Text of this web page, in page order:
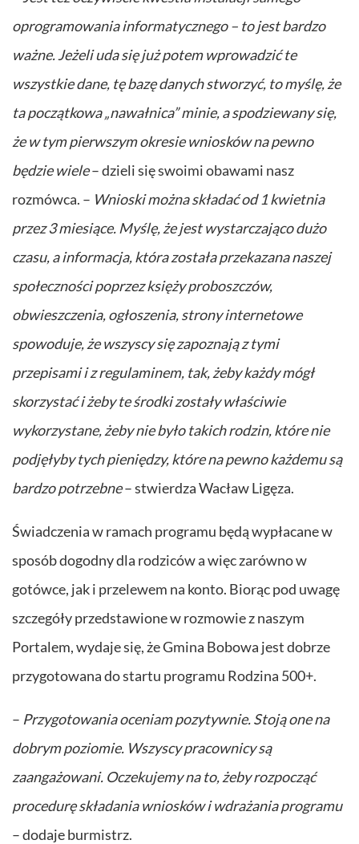
oprogramowania informatycznego – to jest bardzo
ważne. Jeżeli uda się już potem wprowadzić te
wszystkie dane, tę bazę danych stworzyć, to myślę, że
ta początkowa „nawałnica” minie, a spodziewany się,
że w tym pierwszym okresie wniosków na pewno
będzie wiele– dzieli się swoimi obawami nasz
rozmówca. – Wnioski można składać od 1 kwietnia
przez 3 miesiące. Myślę, że jest wystarczająco dużo
czasu, a informacja, która została przekazana naszej
społeczności poprzez księży proboszczów,
obwieszczenia, ogłoszenia, strony internetowe
spowoduje, że wszyscy się zapoznają z tymi
przepisami i z regulaminem, tak, żeby każdy mógł
skorzystać i żeby te środki zostały właściwie
wykorzystane, żeby nie było takich rodzin, które nie
podjęłyby tych pieniędzy, które na pewno każdemu są
bardzo potrzebne– stwierdza Wacław Ligęza.
Świadczenia w ramach programu będą wypłacane w
sposób dogodny dla rodziców a więc zarówno w
gotówce, jak i przelewem na konto. Biorąc pod uwagę
szczegóły przedstawione w rozmowie z naszym
Portalem, wydaje się, że Gmina Bobowa jest dobrze
przygotowana do startu programu Rodzina 500+.
– Przygotowania oceniam pozytywnie. Stoją one na
dobrym poziomie. Wszyscy pracownicy są
zaangażowani. Oczekujemy na to, żeby rozpocząć
procedurę składania wniosków i wdrażania programu
– dodaje burmistrz.